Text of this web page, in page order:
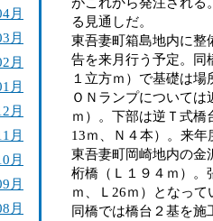
月
月
月
月
月
月
月
月
月
る見通しだ。
東吾妻町箱島地内に整
告を来月行う予定。同
１立方ｍ）で基礎は場
ＯＮランプについて
ｍ）。下部は逆Ｔ式橋
13ｍ、Ｎ４本）。来年
東吾妻町岡崎地内の金
桁橋（Ｌ１９４ｍ）。
ｍ、Ｌ26ｍ）となって
同橋では橋台２基を施